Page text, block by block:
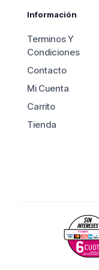
Información
Terminos Y
Condiciones
Contacto
Mi Cuenta
Carrito
Tienda